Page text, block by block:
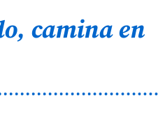
camina en